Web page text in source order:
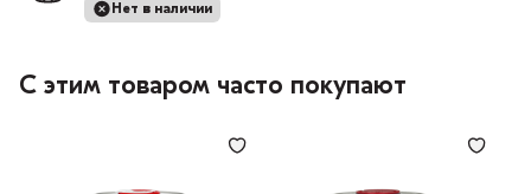
Нет в наличии
С этим товаром часто покупают